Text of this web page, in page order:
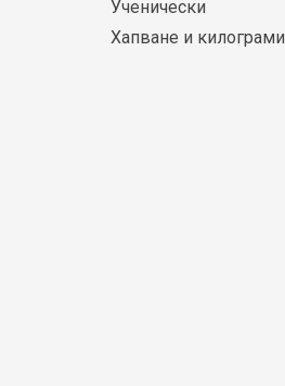
Ученически
Хапване и килограми